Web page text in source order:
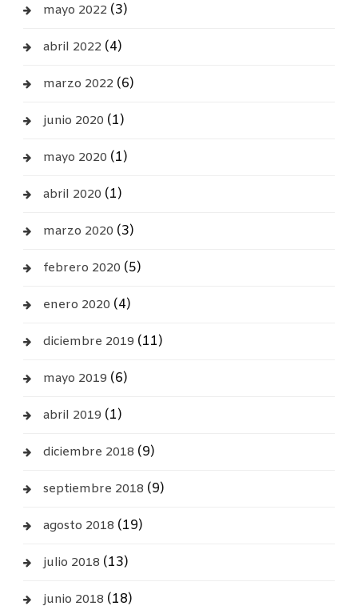
mayo 2022 (3)
abril 2022 (4)
marzo 2022 (6)
junio 2020 (1)
mayo 2020 (1)
abril 2020 (1)
marzo 2020 (3)
febrero 2020 (5)
enero 2020 (4)
diciembre 2019 (11)
mayo 2019 (6)
abril 2019 (1)
diciembre 2018 (9)
septiembre 2018 (9)
agosto 2018 (19)
julio 2018 (13)
junio 2018 (18)